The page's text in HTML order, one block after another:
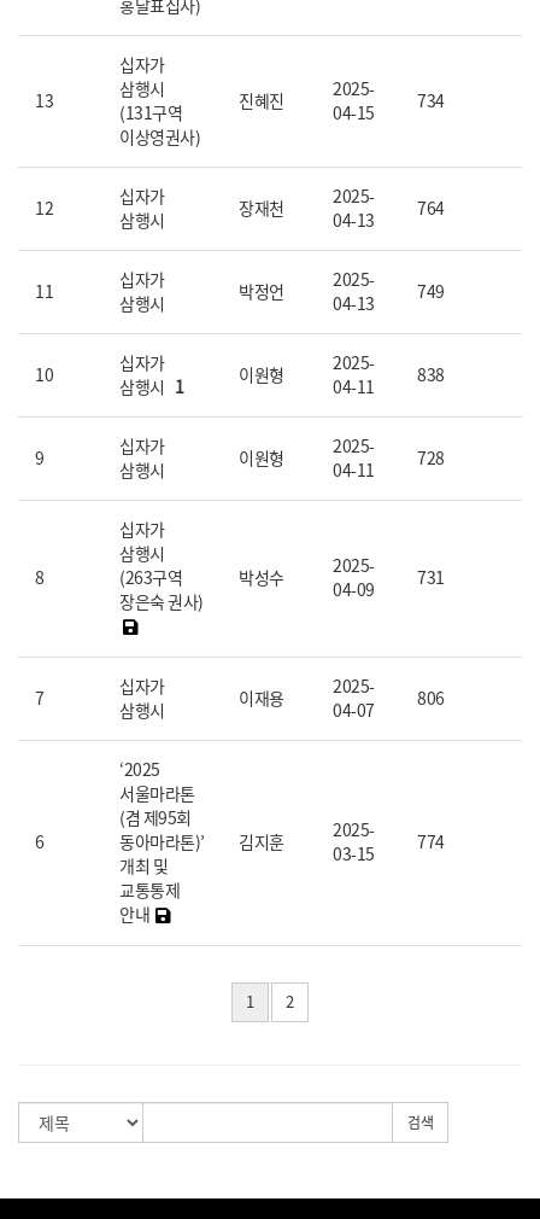
홍달표집사)
13
십자가
삼행시
(131구역
이상영권사)
진혜진
2025-
04-15
734
12
십자가
삼행시
장재천
2025-
04-13
764
11
십자가
삼행시
박정언
2025-
04-13
749
10
십자가
삼행시
1
이원형
2025-
04-11
838
9
십자가
삼행시
이원형
2025-
04-11
728
8
십자가
삼행시
(263구역
장은숙 권사)
박성수
2025-
04-09
731
7
십자가
삼행시
이재용
2025-
04-07
806
6
‘2025
서울마라톤
(겸 제95회
동아마라톤)’
개최 및
교통통제
안내
김지훈
2025-
03-15
774
1 2
검색